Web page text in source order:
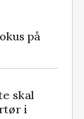
på
skal
i